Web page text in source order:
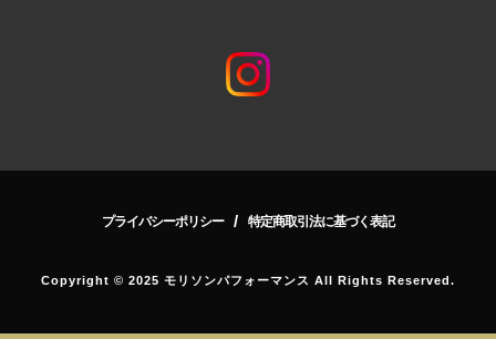
プライバシーポリシー / 特定商取引法に基づく表記
Copyright © 2025 モリソンパフォーマンス All Rights Reserved.